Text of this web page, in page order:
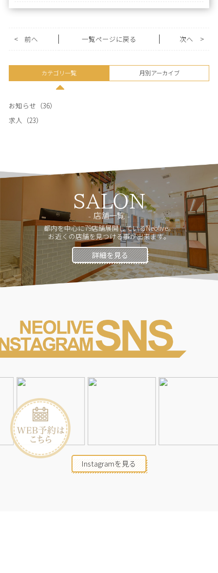
< 前へ 一覧ページに戻る >
次へ
カテゴリ一覧 月別アーカイブ
お知らせ（36）
求人（23）
SALON
店舗一覧
都内を中心に79店舗展開しているNeolive。
お近くの店舗を見つける事が出来ます。
詳細を見る
Instagramを見る